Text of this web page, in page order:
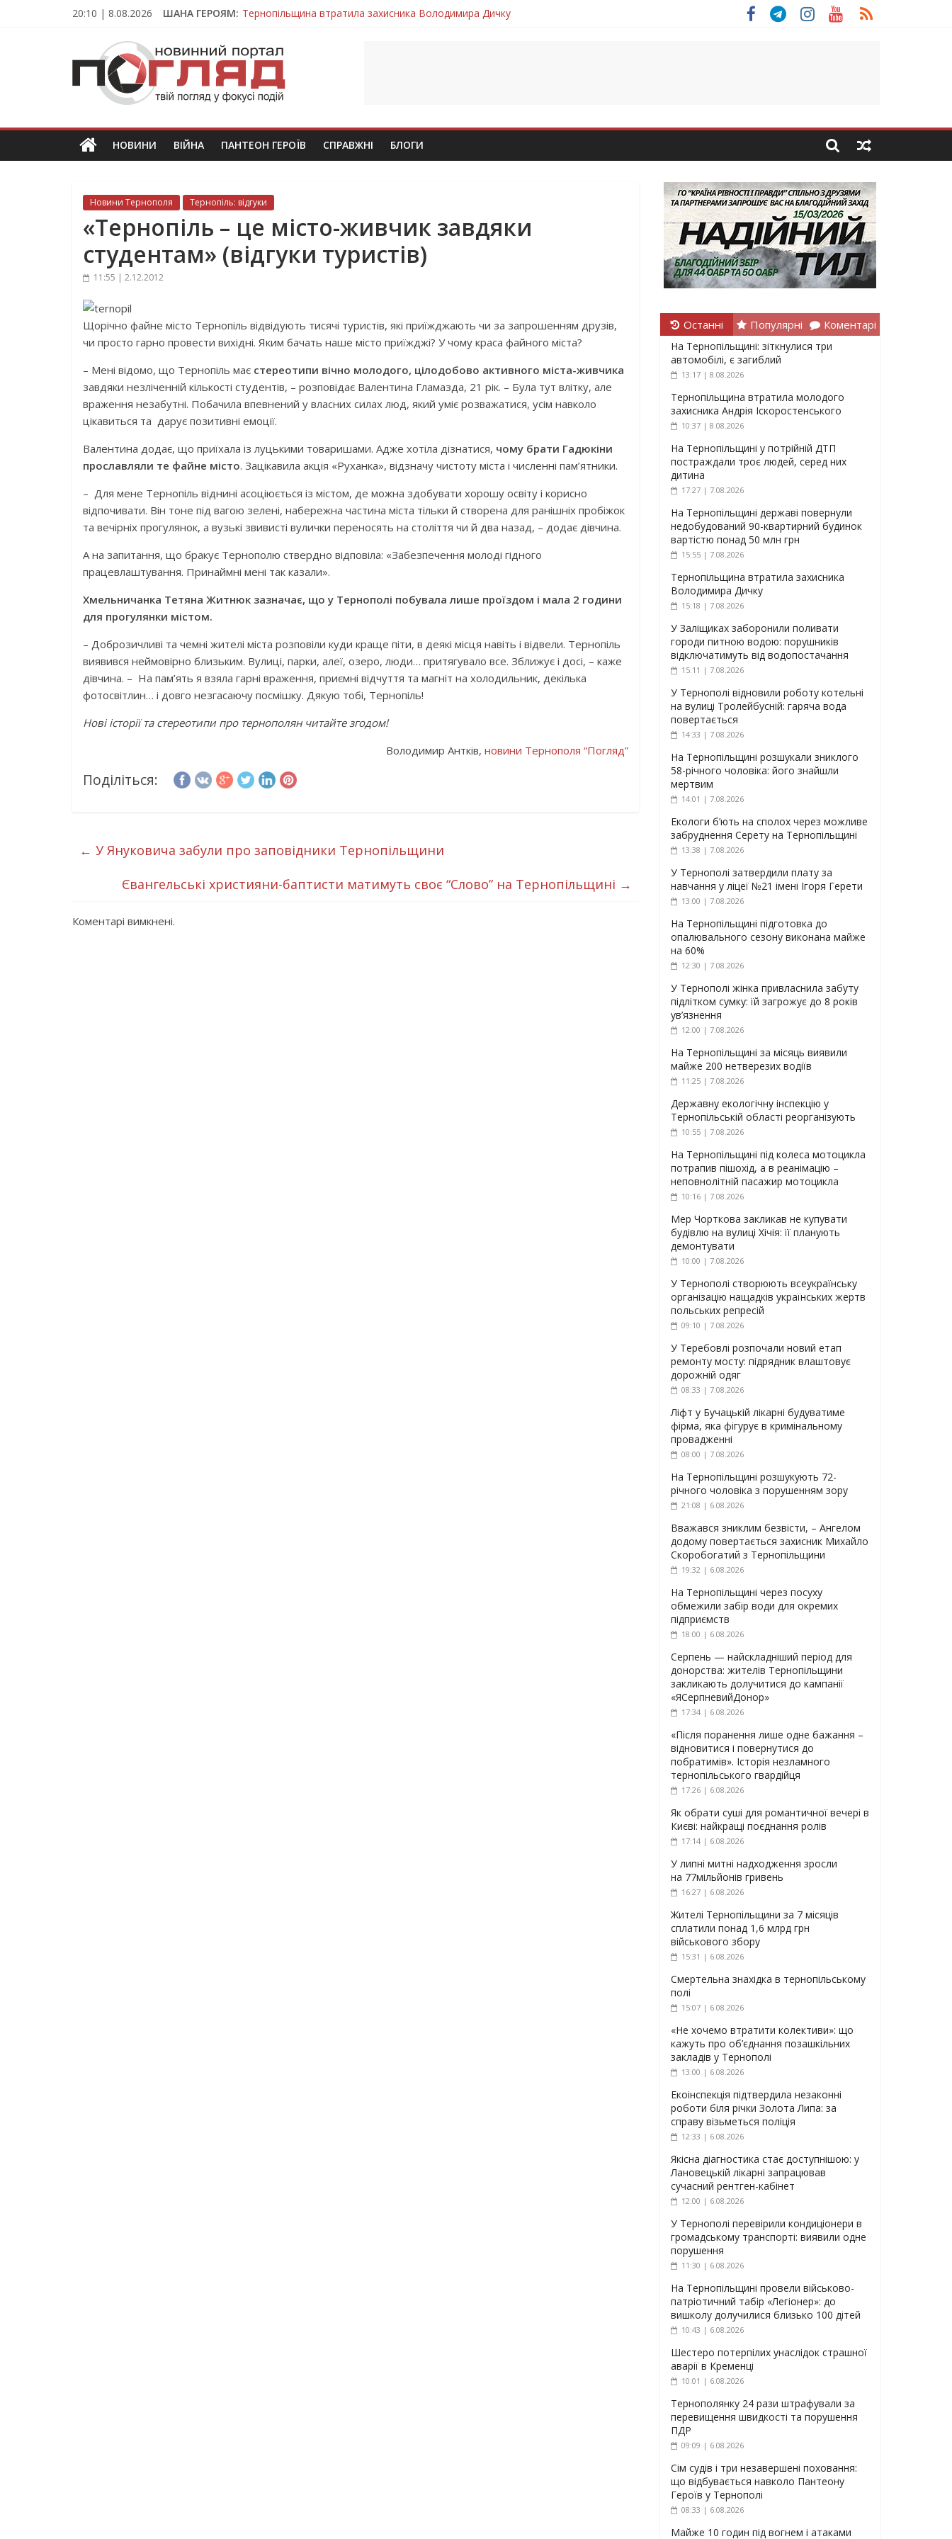
20:10 | 8.08.2026 ШАНА ГЕРОЯМ: Тернопільщина втратила захисника Володимира Дичку
На війні загинув молодий захисник Дмитро Березко з Тернопільщини
Тернопільщина втратила захисника Володимира Вельму
Тернопільщина втратила молодого захисника Андрія Іскоростенського
ПОГЛЯД
Новини
Тернополя.
новини
та
НОВИНИ ВІЙНА ПАНТЕОН ГЕРОЇВ СПРАВЖНІ БЛОГИ
Новини Тернополя Тернопіль: відгуки
«Тернопіль – це місто-живчик завдяки
студентам» (відгуки туристів)
11:55 | 2.12.2012
Щорічно файне місто Тернопіль відвідують тисячі туристів, які приїжджають чи за запрошенням друзів,
чи просто гарно провести вихідні. Яким бачать наше місто приїжджі? У чому краса файного міста?
– Мені відомо, що Тернопіль має стереотипи вічно молодого, цілодобово активного міста-живчика
завдяки незліченній кількості студентів, – розповідає Валентина Гламазда, 21 рік. – Була тут влітку, але
враження незабутні. Побачила впевнений у власних силах люд, який уміє розважатися, усім навколо
цікавиться та дарує позитивні емоції.
Валентина додає, що приїхала із луцькими товаришами. Адже хотіла дізнатися, чому брати Гадюкіни
прославляли те файне місто. Зацікавила акція «Руханка», відзначу чистоту міста і численні пам’ятники.
– Для мене Тернопіль віднині асоціюється із містом, де можна здобувати хорошу освіту і корисно
відпочивати. Він тоне під вагою зелені, набережна частина міста тільки й створена для ранішніх пробіжок
та вечірніх прогулянок, а вузькі звивисті вулички переносять на століття чи й два назад, – додає дівчина.
А на запитання, що бракує Тернополю ствердно відповіла: «Забезпечення молоді гідного
працевлаштування. Принаймні мені так казали».
Хмельничанка Тетяна Житнюк зазначає, що у Тернополі побувала лише проїздом і мала 2 години
для прогулянки містом.
– Доброзичливі та чемні жителі міста розповіли куди краще піти, в деякі місця навіть і відвели. Тернопіль
виявився неймовірно близьким. Вулиці, парки, алеї, озеро, люди… притягувало все. Зближує і досі, – каже
дівчина. – На пам’ять я взяла гарні враження, приємні відчуття та магніт на холодильник, декілька
фотосвітлин… і довго незгасаючу посмішку. Дякую тобі, Тернопіль!
Нові історії та стереотипи про тернополян читайте згодом!
Володимир Антків, новини Тернополя “Погляд”
Поділіться:
← У Януковича забули про заповідники Тернопільщини
Євангельські християни-баптисти матимуть своє “Слово” на Тернопільщині →
Коментарі вимкнені.
Останні Популярні Коментарі
На Тернопільщині: зіткнулися три
автомобілі, є загиблий
13:17 | 8.08.2026
Тернопільщина втратила молодого
захисника Андрія Іскоростенського
10:37 | 8.08.2026
На Тернопільщині у потрійній ДТП
постраждали троє людей, серед них
дитина
17:27 | 7.08.2026
На Тернопільщині державі повернули
недобудований 90-квартирний будинок
вартістю понад 50 млн грн
15:55 | 7.08.2026
Тернопільщина втратила захисника
Володимира Дичку
15:18 | 7.08.2026
У Заліщиках заборонили поливати
городи питною водою: порушників
відключатимуть від водопостачання
15:11 | 7.08.2026
У Тернополі відновили роботу котельні
на вулиці Тролейбусній: гаряча вода
повертається
14:33 | 7.08.2026
На Тернопільщині розшукали зниклого
58-річного чоловіка: його знайшли
мертвим
14:01 | 7.08.2026
Екологи б’ють на сполох через можливе
забруднення Серету на Тернопільщині
13:38 | 7.08.2026
У Тернополі затвердили плату за
навчання у ліцеї №21 імені Ігоря Герети
13:00 | 7.08.2026
На Тернопільщині підготовка до
опалювального сезону виконана майже
на 60%
12:30 | 7.08.2026
У Тернополі жінка привласнила забуту
підлітком сумку: їй загрожує до 8 років
ув’язнення
12:00 | 7.08.2026
На Тернопільщині за місяць виявили
майже 200 нетверезих водіїв
11:25 | 7.08.2026
Державну екологічну інспекцію у
Тернопільській області реорганізують
10:55 | 7.08.2026
На Тернопільщині під колеса мотоцикла
потрапив пішохід, а в реанімацію –
неповнолітній пасажир мотоцикла
10:16 | 7.08.2026
Мер Чорткова закликав не купувати
будівлю на вулиці Хічія: її планують
демонтувати
10:00 | 7.08.2026
У Тернополі створюють всеукраїнську
організацію нащадків українських жертв
польських репресій
09:10 | 7.08.2026
У Теребовлі розпочали новий етап
ремонту мосту: підрядник влаштовує
дорожній одяг
08:33 | 7.08.2026
Ліфт у Бучацькій лікарні будуватиме
фірма, яка фігурує в кримінальному
провадженні
08:00 | 7.08.2026
На Тернопільщині розшукують 72-
річного чоловіка з порушенням зору
21:08 | 6.08.2026
Вважався зниклим безвісти, – Ангелом
додому повертається захисник Михайло
Скоробогатий з Тернопільщини
19:32 | 6.08.2026
На Тернопільщині через посуху
обмежили забір води для окремих
підприємств
18:00 | 6.08.2026
Серпень — найскладніший період для
донорства: жителів Тернопільщини
закликають долучитися до кампанії
«ЯСерпневийДонор»
17:34 | 6.08.2026
«Після поранення лише одне бажання –
відновитися і повернутися до
побратимів». Історія незламного
тернопільського гвардійця
17:26 | 6.08.2026
Як обрати суші для романтичної вечері в
Києві: найкращі поєднання ролів
17:14 | 6.08.2026
У липні митні надходження зросли
на 77мільйонів гривень
16:27 | 6.08.2026
Жителі Тернопільщини за 7 місяців
сплатили понад 1,6 млрд грн
військового збору
15:31 | 6.08.2026
Смертельна знахідка в тернопільському
полі
15:07 | 6.08.2026
«Не хочемо втратити колективи»: що
кажуть про об’єднання позашкільних
закладів у Тернополі
13:00 | 6.08.2026
Екоінспекція підтвердила незаконні
роботи біля річки Золота Липа: за
справу візьметься поліція
12:33 | 6.08.2026
Якісна діагностика стає доступнішою: у
Лановецькій лікарні запрацював
сучасний рентген-кабінет
12:00 | 6.08.2026
У Тернополі перевірили кондиціонери в
громадському транспорті: виявили одне
порушення
11:30 | 6.08.2026
На Тернопільщині провели військово-
патріотичний табір «Легіонер»: до
вишколу долучилися близько 100 дітей
10:43 | 6.08.2026
Шестеро потерпілих унаслідок страшної
аварії в Кременці
10:01 | 6.08.2026
Тернополянку 24 рази штрафували за
перевищення швидкості та порушення
ПДР
09:09 | 6.08.2026
Сім судів і три незавершені поховання:
що відбувається навколо Пантеону
Героїв у Тернополі
08:33 | 6.08.2026
Майже 10 годин під вогнем і атаками